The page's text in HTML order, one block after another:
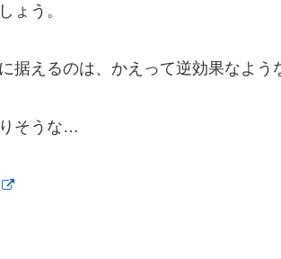
ょう。
据えるのは、かえって逆効果なよう
そうな…